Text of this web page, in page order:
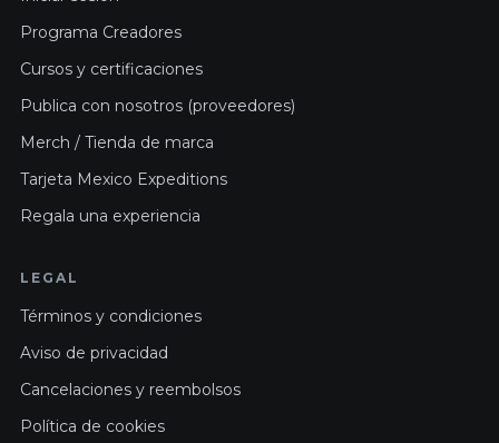
Programa Creadores
Cursos y certificaciones
Publica con nosotros (proveedores)
Merch / Tienda de marca
Tarjeta Mexico Expeditions
Regala una experiencia
LEGAL
Términos y condiciones
Aviso de privacidad
Cancelaciones y reembolsos
Política de cookies